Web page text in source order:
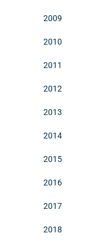
2009
2010
2011
2012
2013
2014
2015
2016
2017
2018